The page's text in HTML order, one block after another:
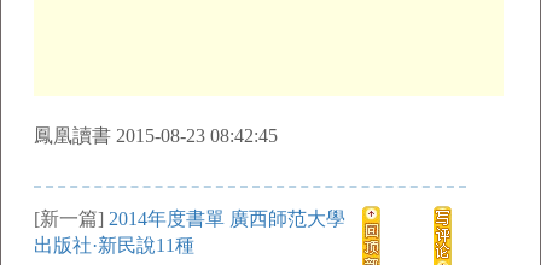
鳳凰讀書 2015-08-23 08:42:45
[新一篇] 2014年度書單 廣西師范大學
出版社·新民說11種